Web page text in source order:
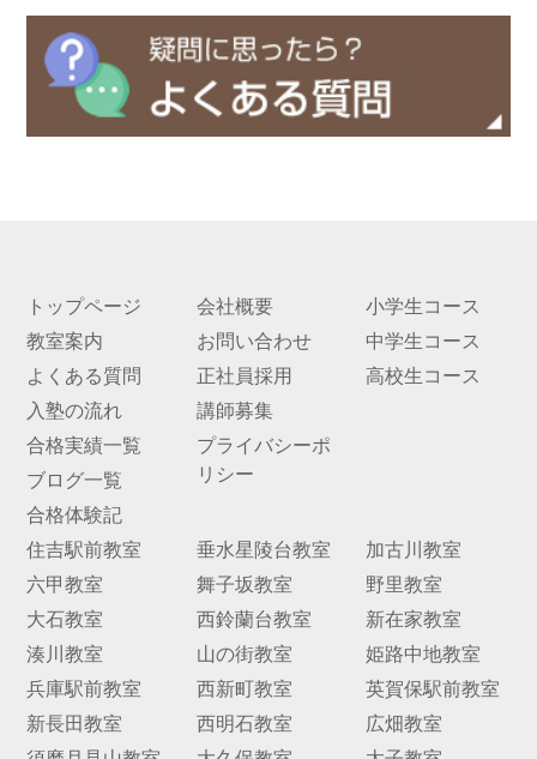
トップページ
教室案内
よくある質問
入塾の流れ
合格実績一覧
ブログ一覧
合格体験記
会社概要
お問い合わせ
正社員採用
講師募集
プライバシーポ
リシー
小学生コース
中学生コース
高校生コース
住吉駅前教室
六甲教室
大石教室
湊川教室
兵庫駅前教室
新長田教室
垂水星陵台教室
舞子坂教室
西鈴蘭台教室
山の街教室
西新町教室
西明石教室
加古川教室
野里教室
新在家教室
姫路中地教室
英賀保駅前教室
広畑教室